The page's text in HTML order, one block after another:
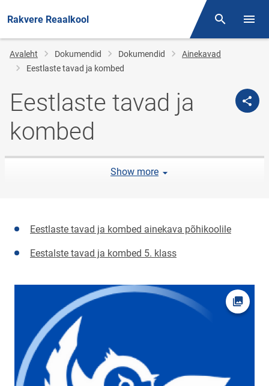
Rakvere Reaalkool Otsing
Jälglink
Avaleht Dokumendid Dokumendid
Ainekavad
Eestlaste tavad ja kombed
Eestlaste tavad ja
kombed
Show more
Eestlaste tavad ja kombed ainekava põhikoolile
Eestalste tavad ja kombed 5. klass
Ava